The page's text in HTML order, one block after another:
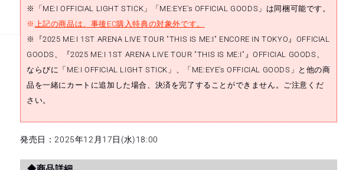
※「ME:I OFFICIAL LIGHT STICK」「ME:EYE's OFFICIAL GOODS」は同梱可能です。
※ 上記の商品は、事後EC購入特典の対象外です。
※『2025 ME:I 1ST ARENA LIVE TOUR "THIS IS ME:I" ENCORE IN TOKYO』OFFICIAL
GOODS、『2025 ME:I 1ST ARENA LIVE TOUR "THIS IS ME:I"』OFFICIAL GOODS、
ならびに「ME:I OFFICIAL LIGHT STICK」、「ME:EYE's OFFICIAL GOODS」と他の商
品を一緒にカートに追加した場合、決済を完了することができません。ご注意くだ
さい。
発売日：2025年12月17日(水)18:00